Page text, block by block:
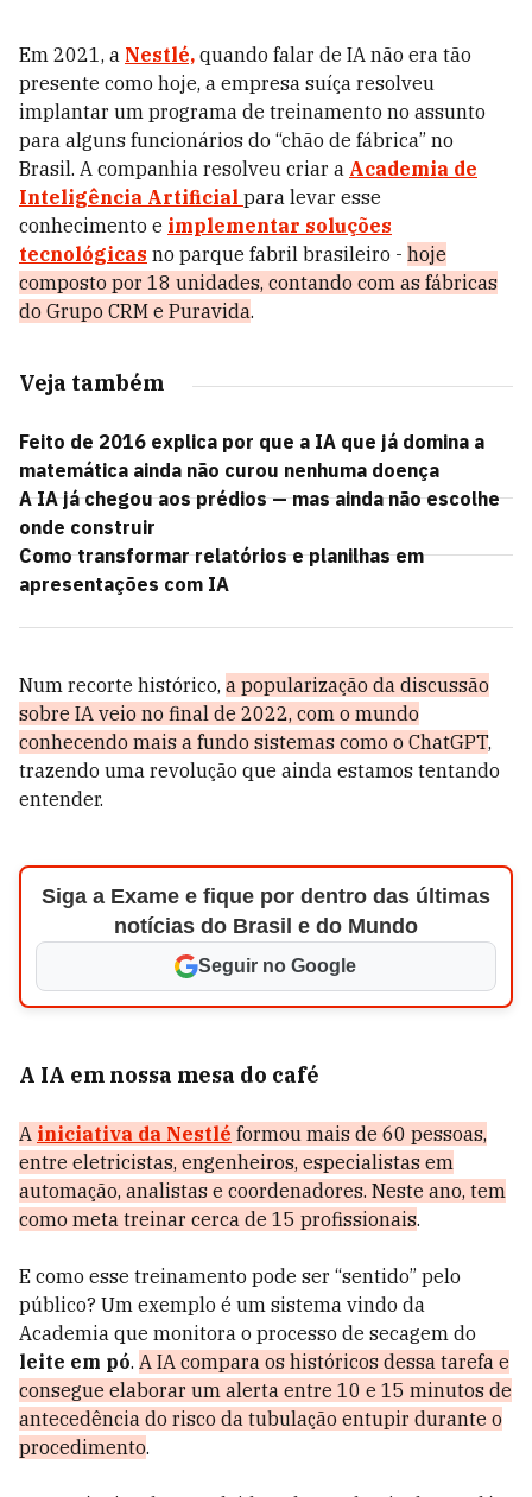
Em 2021, a Nestlé, quando falar de IA não era tão
presente como hoje, a empresa suíça resolveu
implantar um programa de treinamento no assunto
para alguns funcionários do “chão de fábrica” no
Brasil. A companhia resolveu criar a Academia de
Inteligência Artificial para levar esse
conhecimento e implementar soluções
tecnológicas no parque fabril brasileiro - hoje
composto por 18 unidades, contando com as fábricas
do Grupo CRM e Puravida.
Veja também
Feito de 2016 explica por que a IA que já domina a
matemática ainda não curou nenhuma doença
A IA já chegou aos prédios — mas ainda não escolhe
onde construir
Como transformar relatórios e planilhas em
apresentações com IA
Num recorte histórico, a popularização da discussão
sobre IA veio no final de 2022, com o mundo
conhecendo mais a fundo sistemas como o ChatGPT,
trazendo uma revolução que ainda estamos tentando
entender.
Siga a Exame e fique por dentro das últimas
notícias do Brasil e do Mundo
Seguir no Google
A IA em nossa mesa do café
A iniciativa da Nestlé formou mais de 60 pessoas,
entre eletricistas, engenheiros, especialistas em
automação, analistas e coordenadores. Neste ano, tem
como meta treinar cerca de 15 profissionais.
E como esse treinamento pode ser “sentido” pelo
público? Um exemplo é um sistema vindo da
Academia que monitora o processo de secagem do
leite em pó. A IA compara os históricos dessa tarefa e
consegue elaborar um alerta entre 10 e 15 minutos de
antecedência do risco da tubulação entupir durante o
procedimento.